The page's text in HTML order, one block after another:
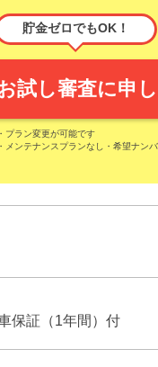
貯金ゼロでもOK！
試し審査に申
プラン変更が可能です
ンテナンスプランなし・希望ナン
保証（1年間）付